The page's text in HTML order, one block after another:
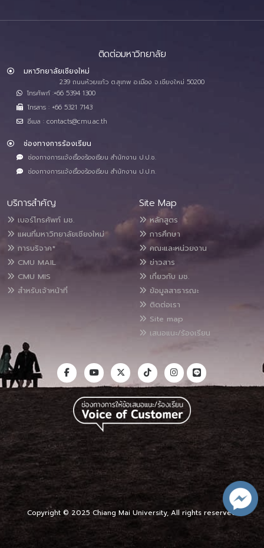
ติดต่อมหาวิทยาลัย
มหาวิทยาลัยเชียงใหม่
239 ถนนห้วยแก้ว ต.สุเทพ อ.เมือง จ.เชียงใหม่ 50200
โทรศัพท์ :+66 5394 1300
โทรสาร : +66 5321 7143
อีเมล : contacts@cmu.ac.th
ช่องทางการร้องเรียน
ช่องทางการแจ้งเรื่องร้องเรียน สำนักงาน ป.ป.ช.
ช่องทางการแจ้งเรื่องร้องเรียน สำนักงาน ป.ป.ท.
บริการสำคัญ
เบอร์โทรศัพท์ มช.
แผนที่มหาวิทยาลัยเชียงใหม่
การบริจาค*
CMU MAIL
CMU MIS
สำหรับเจ้าหน้าที่
Site Map
หลักสูตร
การศึกษา
คณะและหน่วยงาน
ข่าวสาร
เกี่ยวกับ มช.
ข้อมูลสาธารณะ
ติดต่อเรา
Site map
เสนอแนะ/ร้องเรียน
Copyright © 2025 Chiang Mai University, All rights reserved.